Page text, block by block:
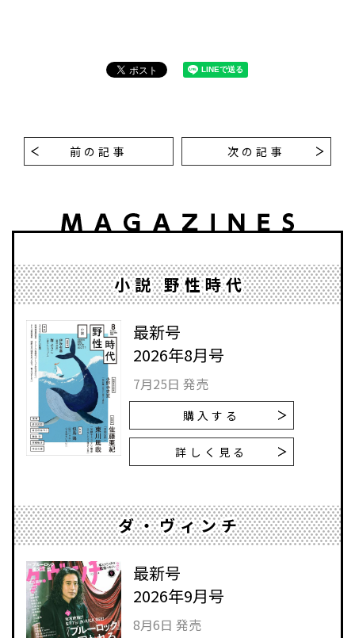
前の記事 次の記事
小説 野性時代
最新号
2026年8月号
7月25日 発売
購入する
詳しく見る
ダ・ヴィンチ
最新号
2026年9月号
8月6日 発売